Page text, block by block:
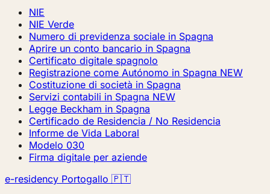
NIE
NIE Verde
Numero di previdenza sociale in Spagna
Aprire un conto bancario in Spagna
Certificato digitale spagnolo
Registrazione come Autónomo in Spagna NEW
Costituzione di società in Spagna
Servizi contabili in Spagna NEW
Legge Beckham in Spagna
Certificado de Residencia / No Residencia
Informe de Vida Laboral
Modelo 030
Firma digitale per aziende
e-residency Portogallo 🇵🇹